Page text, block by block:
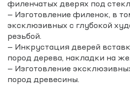
филенчатых дверях под
— Изготовление филенок, в
эксклюзивных с глубокой
резьбой.
— Инкрустация дверей
пород дерева, накладки на
— Изготовление
пород древесины.